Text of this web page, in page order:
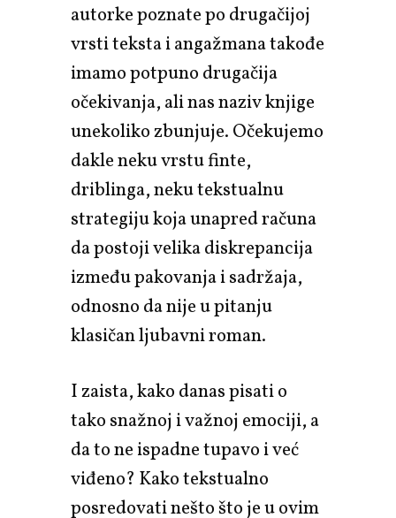
autorke poznate po drugačijoj
vrsti teksta i angažmana takođe
imamo potpuno drugačija
očekivanja, ali nas naziv knjige
unekoliko zbunjuje. Očekujemo
dakle neku vrstu finte,
driblinga, neku tekstualnu
strategiju koja unapred računa
da postoji velika diskrepancija
između pakovanja i sadržaja,
odnosno da nije u pitanju
klasičan ljubavni roman.
I zaista, kako danas pisati o
tako snažnoj i važnoj emociji, a
da to ne ispadne tupavo i već
viđeno? Kako tekstualno
posredovati nešto što je u ovim